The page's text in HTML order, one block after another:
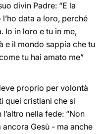
divin Padre: “E la
data a loro, perché
Io in loro e tu in me,
e il mondo sappia che tu
tu hai amato me”
proprio per volontà
quei cristiani che si
nella fede: “Non
Gesù - ma anche